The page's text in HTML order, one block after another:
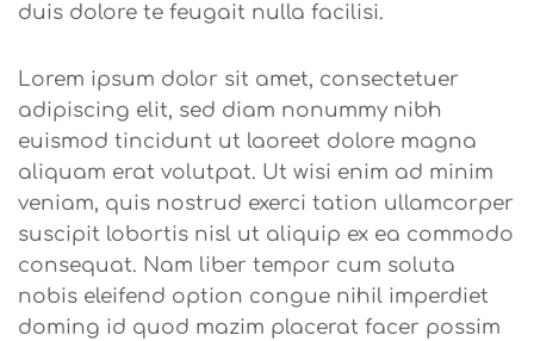
duis dolore te feugait nulla facilisi.
Lorem ipsum dolor sit amet, consectetuer
adipiscing elit, sed diam nonummy nibh
euismod tincidunt ut laoreet dolore magna
aliquam erat volutpat. Ut wisi enim ad minim
veniam, quis nostrud exerci tation ullamcorper
suscipit lobortis nisl ut aliquip ex ea commodo
consequat. Nam liber tempor cum soluta
nobis eleifend option congue nihil imperdiet
doming id quod mazim placerat facer possim